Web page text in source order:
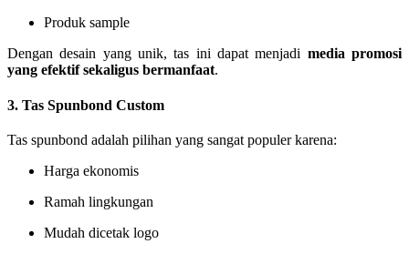
Produk sample
Dengan desain yang unik, tas ini dapat menjadi media promosi
yang efektif sekaligus bermanfaat.
3. Tas Spunbond Custom
Tas spunbond adalah pilihan yang sangat populer karena:
Harga ekonomis
Ramah lingkungan
Mudah dicetak logo